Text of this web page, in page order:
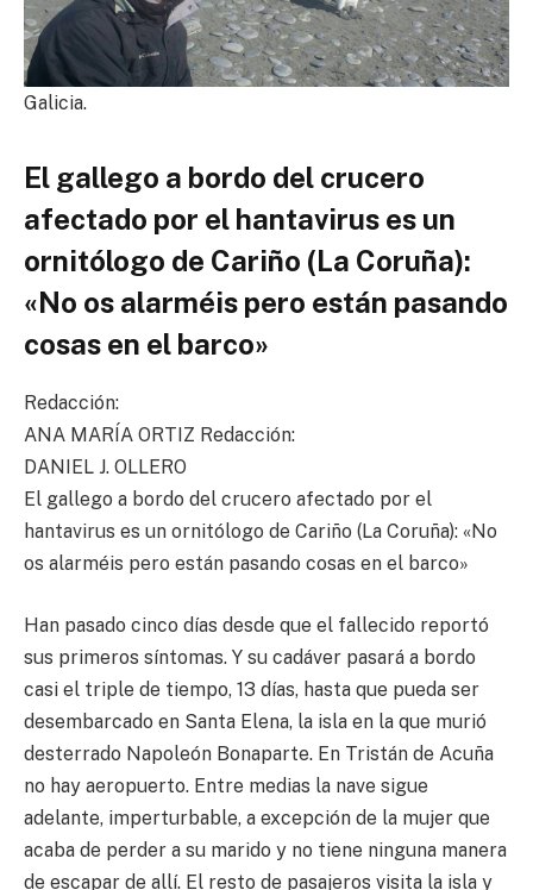
Galicia.
El gallego a bordo del crucero
afectado por el hantavirus es un
ornitólogo de Cariño (La Coruña):
«No os alarméis pero están pasando
cosas en el barco»
Redacción:
ANA MARÍA ORTIZ Redacción:
DANIEL J. OLLERO
El gallego a bordo del crucero afectado por el
hantavirus es un ornitólogo de Cariño (La Coruña): «No
os alarméis pero están pasando cosas en el barco»
Han pasado cinco días desde que el fallecido reportó
sus primeros síntomas. Y su cadáver pasará a bordo
casi el triple de tiempo, 13 días, hasta que pueda ser
desembarcado en Santa Elena, la isla en la que murió
desterrado Napoleón Bonaparte. En Tristán de Acuña
no hay aeropuerto. Entre medias la nave sigue
adelante, imperturbable, a excepción de la mujer que
acaba de perder a su marido y no tiene ninguna manera
de escapar de allí. El resto de pasajeros visita la isla y